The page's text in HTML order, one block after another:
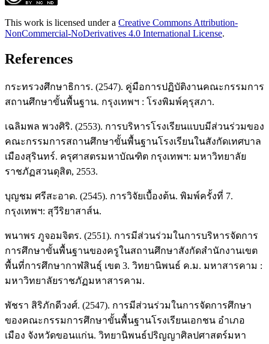
This work is licensed under a Creative Commons Attribution-
NonCommercial-NoDerivatives 4.0 International License.
References
กระทรวงศึกษาธิการ. (2547). คู่มือการปฏิบัติงานคณะกรรมการ
สถานศึกษาขั้นพื้นฐาน. กรุงเทพฯ : โรงพิมพ์คุรุสภา.
เฉลิมพล พวงศิริ. (2553). การบริหารโรงเรียนแบบมีส่วนร่วมของ
คณะกรรมการสถานศึกษาขั้นพื้นฐานโรงเรียนในสังกัดเทศบาล
เมืองสุรินทร์. ครุศาสตรมหาบัณฑิต กรุงเทพฯ: มหาวิทยาลัย
ราชภัฏสวนดุสิต, 2553.
บุญชม ศรีสะอาด. (2545). การวิจัยเบื้องต้น. พิมพ์ครั้งที่ 7.
กรุงเทพฯ: สุวีริยาสาส์น.
พนาพร ภูจอมจิตร. (2551). การมีส่วนร่วมในการบริหารจัดการ
การศึกษาขั้นพื้นฐานของครูในสถานศึกษาสังกัดสำนักงานเขต
พื้นที่การศึกษากาฬสินธุ์ เขต 3. วิทยานิพนธ์ ค.ม. มหาสารคาม :
มหาวิทยาลัยราชภัฏมหาสารคาม.
พัชรา สิริภักดีวงศ์. (2547). การมีส่วนร่วมในการจัดการศึกษา
ของคณะกรรมการศึกษาขั้นพื้นฐานโรงเรียนเอกชน อำเภอ
เมือง จังหวัดขอนแก่น. วิทยานิพนธ์ปริญญาศิลปศาสตร์มหา